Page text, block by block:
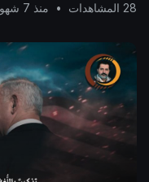
28 المشاهدات
• منذ 7 شهور